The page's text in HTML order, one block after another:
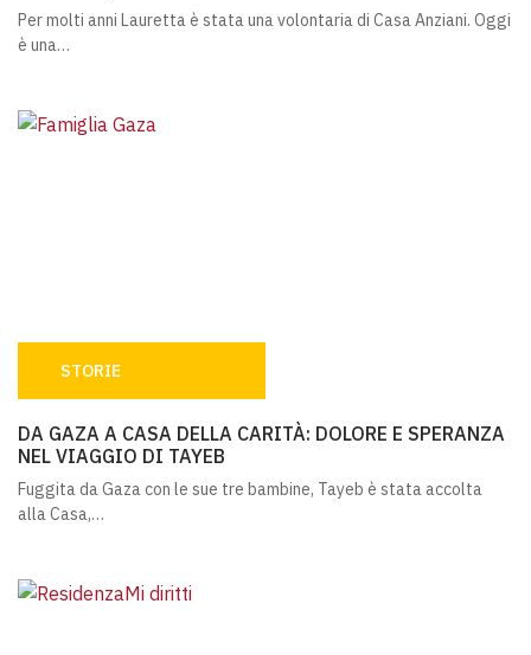
Per molti anni Lauretta è stata una volontaria di Casa Anziani. Oggi
è una…
STORIE
DA GAZA A CASA DELLA CARITÀ: DOLORE E SPERANZA
NEL VIAGGIO DI TAYEB
Fuggita da Gaza con le sue tre bambine, Tayeb è stata accolta
alla Casa,…